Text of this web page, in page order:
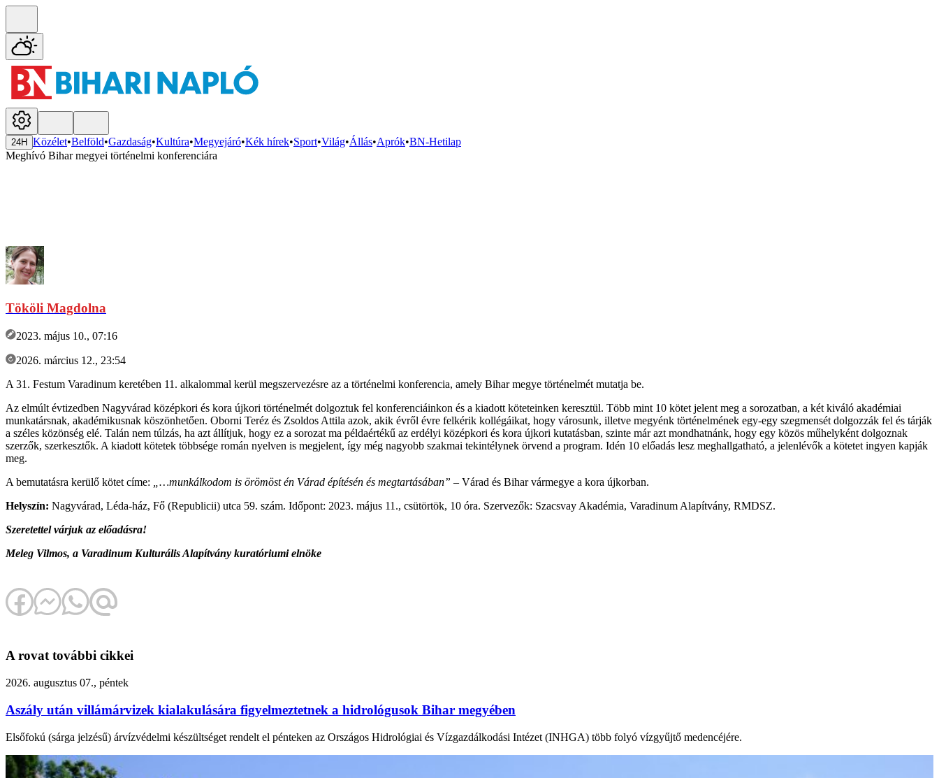
24H Közélet•Belföld•Gazdaság•Kultúra•Megyejáró•Kék hírek•Sport•Világ•Állás•Aprók•BN-Hetilap
Meghívó Bihar megyei történelmi konferenciára
Tököli Magdolna
2023. május 10., 07:16
2026. március 12., 23:54
A 31. Festum Varadinum keretében 11. alkalommal kerül megszervezésre az a történelmi konferencia, amely Bihar megye történelmét mutatja be.
Az elmúlt évtizedben Nagyvárad középkori és kora újkori történelmét dolgoztuk fel konferenciáinkon és a kiadott köteteinken keresztül. Több mint 10 kötet jelent meg a sorozatban, a két kiváló akadémiai
munkatársnak, akadémikusnak köszönhetően. Oborni Teréz és Zsoldos Attila azok, akik évről évre felkérik kollégáikat, hogy városunk, illetve megyénk történelmének egy-egy szegmensét dolgozzák fel és tárják
a széles közönség elé. Talán nem túlzás, ha azt állítjuk, hogy ez a sorozat ma példaértékű az erdélyi középkori és kora újkori kutatásban, szinte már azt mondhatnánk, hogy egy közös műhelyként dolgoznak
szerzők, szerkesztők. A kiadott kötetek többsége román nyelven is megjelent, így még nagyobb szakmai tekintélynek örvend a program. Idén 10 előadás lesz meghallgatható, a jelenlévők a kötetet ingyen kapják
meg.
A bemutatásra kerülő kötet címe:
„…munkálkodom is örömöst én Várad építésén és megtartásában” – Várad és Bihar vármegye a kora újkorban.
Helyszín: Nagyvárad, Léda-ház, Fő (Republicii) utca 59. szám. Időpont: 2023. május 11., csütörtök, 10 óra. Szervezők: Szacsvay Akadémia, Varadinum Alapítvány, RMDSZ.
Szeretettel várjuk az előadásra!
Meleg Vilmos, a Varadinum Kulturális Alapítvány kuratóriumi elnöke
A rovat további cikkei
2026. augusztus 07., péntek
Aszály után villámárvizek kialakulására figyelmeztetnek a hidrológusok Bihar megyében
Elsőfokú (sárga jelzésű) árvízvédelmi készültséget rendelt el pénteken az Országos Hidrológiai és Vízgazdálkodási Intézet (INHGA) több folyó vízgyűjtő medencéjére.